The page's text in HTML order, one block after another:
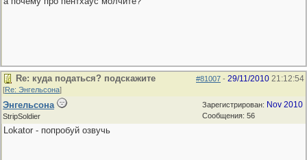
#81007 - 29/11/2010 21:12:54
Re: куда податься? подскажите
[Re: Энгельсона]
Зарегистрирован: Nov 2010
Сообщения: 56
Энгельсона
StripSoldier
Lokator - попробуй озвучь